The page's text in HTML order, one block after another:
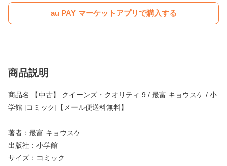
au PAY マーケットアプリで購入する
商品説明
商品名:【中古】 クイーンズ・クオリティ 9 / 最富 キョウスケ / 小
学館 [コミック]【メール便送料無料】
著者：最富 キョウスケ
出版社：小学館
サイズ：コミック